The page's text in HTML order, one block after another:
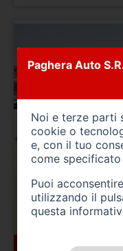
166000 km
Paghera Auto
Noi e terze parti
cookie o
e, con il tuo
come specificato
Puoi
utilizzando il
questa